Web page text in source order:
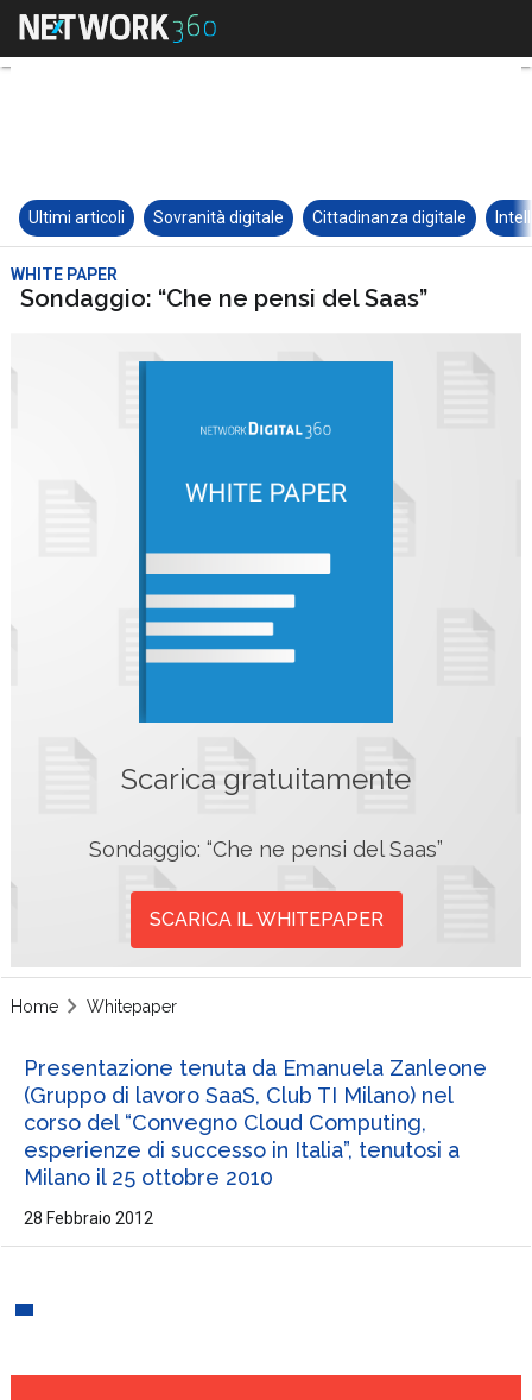
Ultimi articoli Sovranità digitale Cittadinanza digitale
WHITE PAPER
Sondaggio: “Che ne pensi del Saas”
Scarica gratuitamente
Sondaggio: “Che ne pensi del Saas”
SCARICA IL WHITEPAPER
Home Whitepaper
Presentazione tenuta da Emanuela Zanleone
(Gruppo di lavoro SaaS, Club TI Milano) nel
corso del “Convegno Cloud Computing,
esperienze di successo in Italia”, tenutosi a
Milano il 25 ottobre 2010
28 Febbraio 2012